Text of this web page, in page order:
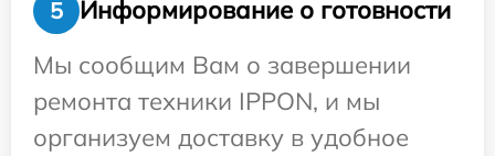
5
Информирование о готовности
Мы сообщим Вам о завершении
ремонта техники IPPON, и мы
организуем доставку в удобное